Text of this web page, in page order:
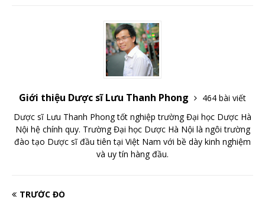
Giới thiệu Dược sĩ Lưu Thanh Phong
464 bài viết
Dược sĩ Lưu Thanh Phong tốt nghiệp trường Đại học Dược Hà
Nội hệ chính quy. Trường Đại học Dược Hà Nội là ngôi trường
đào tạo Dược sĩ đầu tiên tại Việt Nam với bề dày kinh nghiệm
và uy tín hàng đầu.
TRƯỚC ĐÓ